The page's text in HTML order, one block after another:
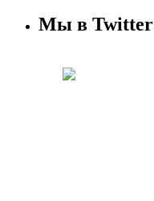
Мы в Twitter